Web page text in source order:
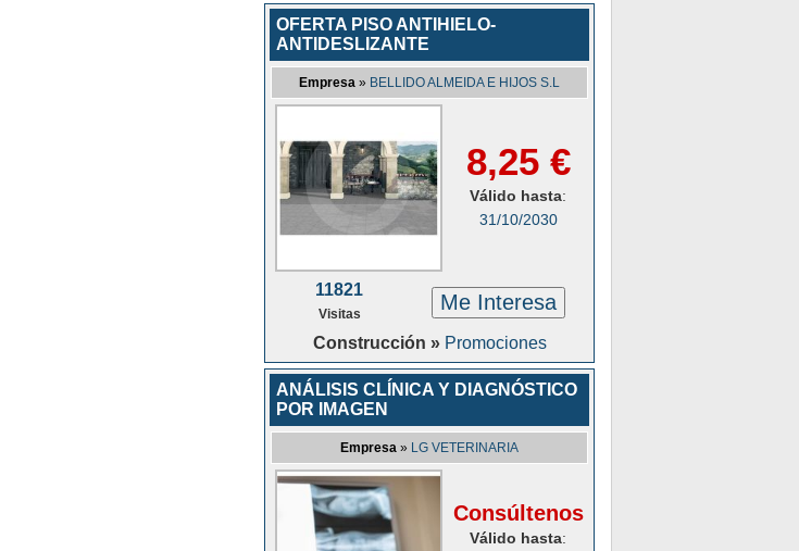
OFERTA PISO ANTIHIELO-
ANTIDESLIZANTE
Empresa » BELLIDO ALMEIDA E HIJOS S.L
8,25 €
Válido hasta:
31/10/2030
11821
Visitas Me Interesa
Construcción » Promociones
ANÁLISIS CLÍNICA Y DIAGNÓSTICO
POR IMAGEN
Empresa » LG VETERINARIA
Consúltenos
Válido hasta: